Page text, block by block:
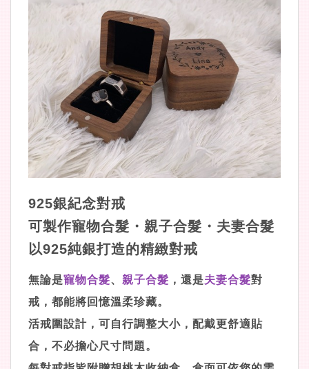
925銀紀念對戒
可製作寵物合髮・親子合髮・夫妻合髮
以925純銀打造的精緻對戒
無論是寵物合髮、 親子合髮 ，還是夫妻合髮對
戒，都能將回憶溫柔珍藏。
活戒圍設計，可自行調整大小，配戴更舒適貼
合，不必擔心尺寸問題。